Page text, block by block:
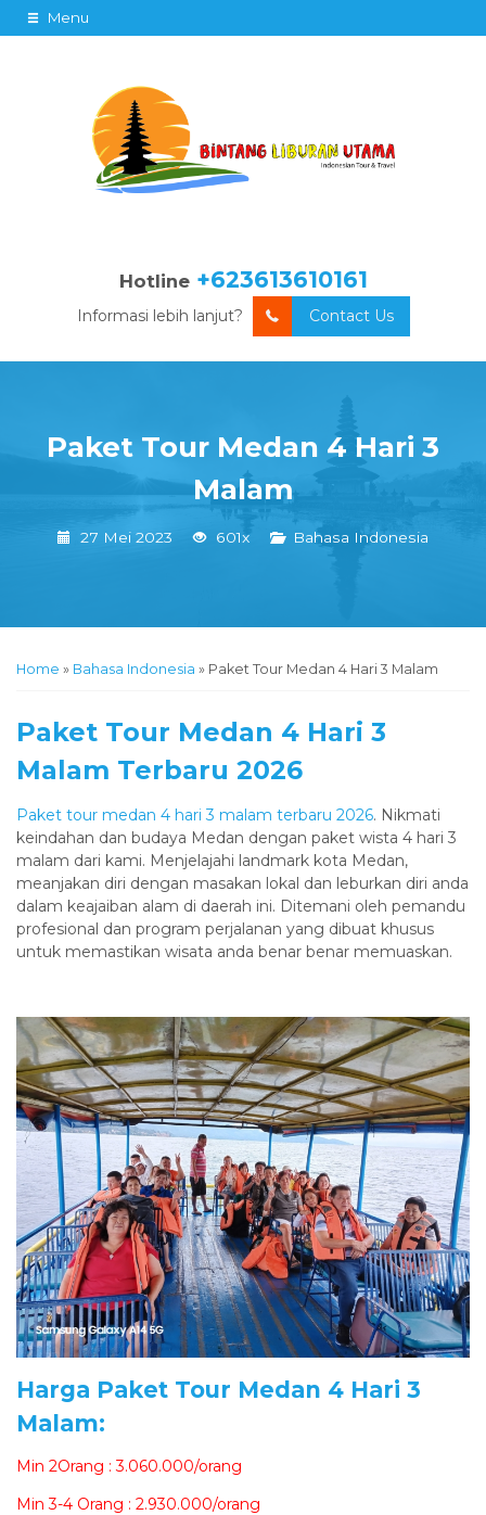
Menu
Hotline +623613610161
Informasi lebih lanjut? Contact Us
Paket Tour Medan 4 Hari 3
Malam
27 Mei 2023 601x Bahasa Indonesia
Home » Bahasa Indonesia » Paket Tour Medan 4 Hari 3 Malam
Paket Tour Medan 4 Hari 3
Malam Terbaru 2026
Paket tour medan 4 hari 3 malam terbaru 2026. Nikmati
keindahan dan budaya Medan dengan paket wista 4 hari 3
malam dari kami. Menjelajahi landmark kota Medan,
meanjakan diri dengan masakan lokal dan leburkan diri anda
dalam keajaiban alam di daerah ini. Ditemani oleh pemandu
profesional dan program perjalanan yang dibuat khusus
untuk memastikan wisata anda benar benar memuaskan.
Harga Paket Tour Medan 4 Hari 3
Malam:
Min 2Orang : 3.060.000/orang
Min 3-4 Orang : 2.930.000/orang